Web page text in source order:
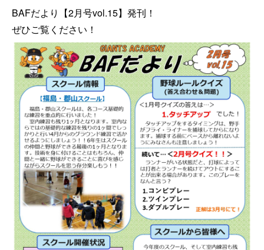
BAFだより【2月号vol.15】発刊！
ぜひご覧ください！